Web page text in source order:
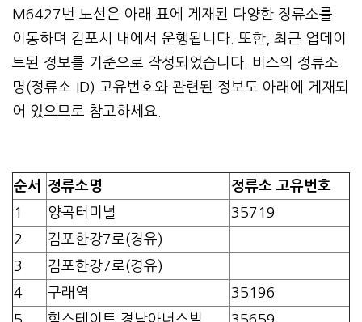
M6427번 노선은 아래 표에 게재된 다양한 정류소를
이동하며 김포시 내에서 운행됩니다. 또한, 최근 업데이
트된 정보를 기준으로 작성되었습니다. 버스의 정류소
명(정류소 ID) 고유번호와 관련된 정보도 아래에 게재되
어 있으므로 참고하세요.
순서 정류소명
정류소 고유번호
1
양곡터미널
35719
2
김포한강7로(경유)
3
김포한강7로(경유)
4
구래역
35196